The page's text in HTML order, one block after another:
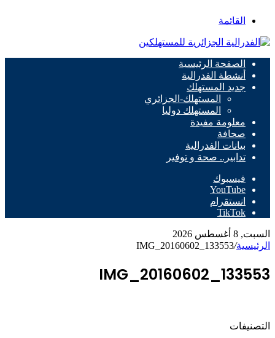
القائمة
الصفحة الرئيسية
أنشطة الفدرالية
جديد المستهلك
المستهلك-الجزائري
المستهلك دوليا
معلومة مفيدة
صحافة
بيانات الفدرالية
تدابير.. صحة و توفير
فيسبوك
‫YouTube
انستقرام
‫TikTok
السبت, 8 أغسطس 2026
الرئيسية/
IMG_20160602_133553
IMG_20160602_133553
التصنيفات